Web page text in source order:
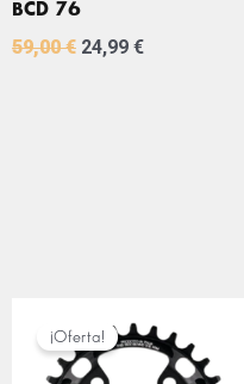
BCD 76
59,00€ 24,99 €
¡Oferta!PRECIO
ORIGINAL
PRECIO
ACTUAL